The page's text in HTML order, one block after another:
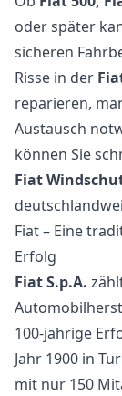
oder später
sicheren
Risse in der
reparieren,
Austausch
können Sie
Fiat
Fiat – Eine
Erfolg
Fiat S.p.A.
100-jährige
Jahr 1900 in
mit nur 150